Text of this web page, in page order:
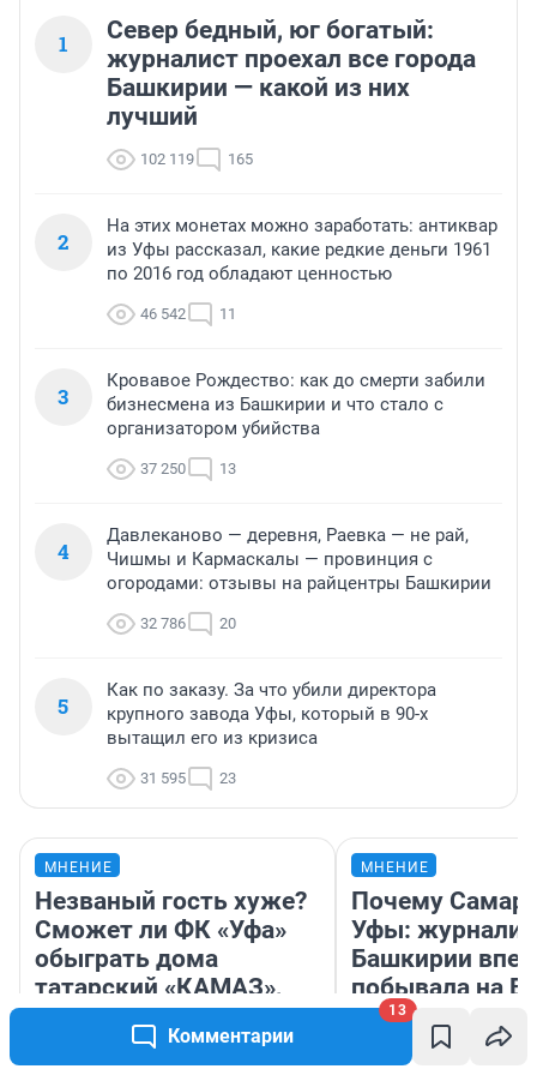
Комментарии
13
не учиться у них.Хабиров разбазаривает деньги на
всякие скверы, фестивали с приглашением Бузовой и
прочих деятелей культуры Москвы и его
окрестностей.Здесь у ЦУР, конторы из Москвы
бурные деяния, очень.И в Туркестан пусть больше
СССР в сволочные годы реформаторов-
там в Азии.
1
Север бедный, юг богатый:
журналист проехал все города
Башкирии — какой из них
лучший
102 119 165
2
На этих монетах можно заработать: антиквар
из Уфы рассказал, какие редкие деньги 1961
по 2016 год обладают ценностью
46 542 11
3
Кровавое Рождество: как до смерти забили
бизнесмена из Башкирии и что стало с
организатором убийства
37 250 13
4
Давлеканово — деревня, Раевка — не рай,
Чишмы и Кармаскалы — провинция с
огородами: отзывы на райцентры Башкирии
32 786 20
5
Как по заказу. За что убили директора
крупного завода Уфы, который в 90-х
вытащил его из кризиса
31 595 23
МНЕНИЕ
Незваный гость хуже?
Сможет ли ФК «Уфа»
обыграть дома
татарский «КАМАЗ»,
который уже не тот
МНЕНИЕ
Почему
Уфы:
Башкирии
побывала на
влюбилась